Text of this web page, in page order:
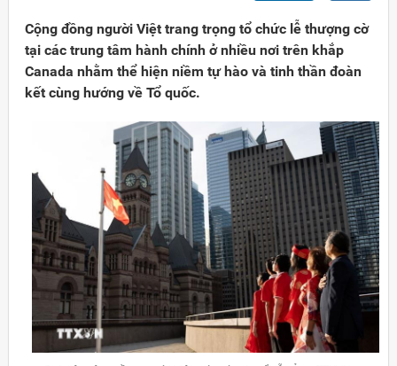
Cộng đồng người Việt trang trọng tổ chức lễ thượng cờ
tại các trung tâm hành chính ở nhiều nơi trên khắp
Canada nhằm thể hiện niềm tự hào và tinh thần đoàn
kết cùng hướng về Tổ quốc.